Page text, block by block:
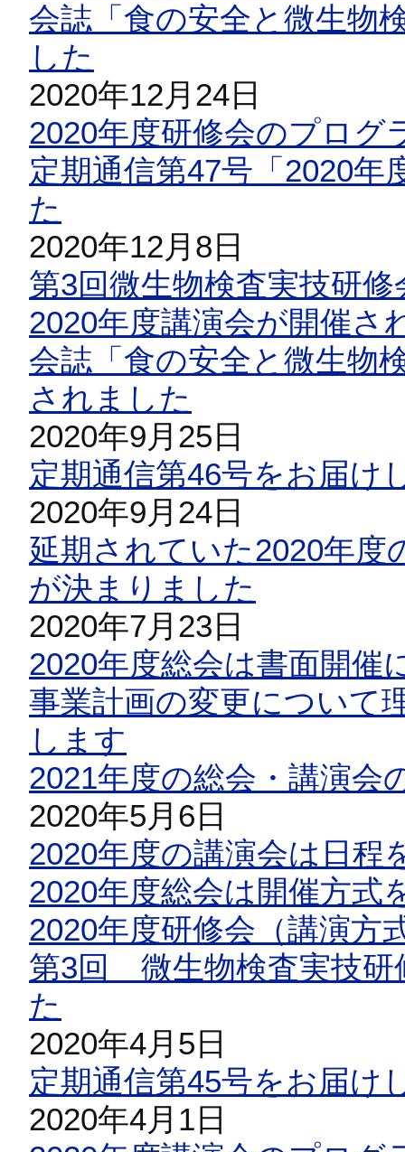
会誌「食の安全と微生物
した
2020年12月24日
2020年度研修会のプログ
定期通信第47号「2020年
た
2020年12月8日
第3回微生物検査実技研
2020年度講演会が開催さ
会誌「食の安全と微生物
されました
2020年9月25日
定期通信第46号をお届け
2020年9月24日
延期されていた2020年度
が決まりました
2020年7月23日
2020年度総会は書面開催
事業計画の変更について
します
2021年度の総会・講演会
2020年5月6日
2020年度の講演会は日程
2020年度総会は開催方式
2020年度研修会（講演方
第3回 微生物検査実技研
た
2020年4月5日
定期通信第45号をお届け
2020年4月1日